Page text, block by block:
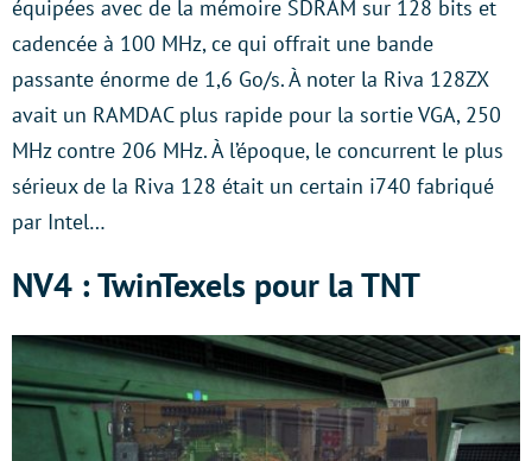
équipées avec de la mémoire SDRAM sur 128 bits et
cadencée à 100 MHz, ce qui offrait une bande
passante énorme de 1,6 Go/s. À noter la Riva 128ZX
avait un RAMDAC plus rapide pour la sortie VGA, 250
MHz contre 206 MHz. À l’époque, le concurrent le plus
sérieux de la Riva 128 était un certain i740 fabriqué
par Intel…
NV4 : TwinTexels pour la TNT